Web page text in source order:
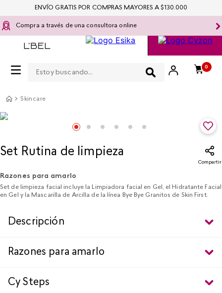
Compra a través de una consultora online
0
ENVÍO GRATIS POR COMPRAS MAYORES A $130.000
Skincare
Set Rutina de limpieza
Compartir
Razones para amarlo
Set de limpieza facial incluye la Limpiadora facial en Gel, el Hidratante Facial
en Gel y la Mascarilla de Arcilla de la línea Bye Bye Granitos de Skin First.
Descripción
Razones para amarlo
Cy Steps